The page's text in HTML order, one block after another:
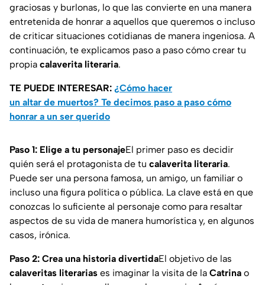
graciosas y burlonas, lo que las convierte en una manera
entretenida de honrar a aquellos que queremos o incluso
de criticar situaciones cotidianas de manera ingeniosa. A
continuación, te explicamos paso a paso cómo crear tu
propia calaverita literaria.
TE PUEDE INTERESAR: ¿Cómo hacer
un altar de muertos? Te decimos paso a paso cómo
honrar a un ser querido
Paso 1: Elige a tu personajeEl primer paso es decidir
quién será el protagonista de tu calaverita literaria.
Puede ser una persona famosa, un amigo, un familiar o
incluso una figura política o pública. La clave está en que
conozcas lo suficiente al personaje como para resaltar
aspectos de su vida de manera humorística y, en algunos
casos, irónica.
Paso 2: Crea una historia divertidaEl objetivo de las
calaveritas literarias es imaginar la visita de la Catrina o